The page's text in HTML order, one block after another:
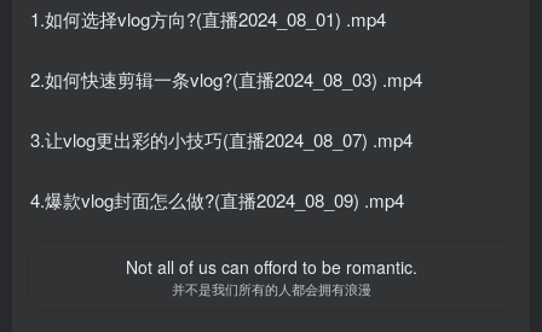
1.如何选择vlog方向?(直播2024_08_01) .mp4
2.如何快速剪辑一条vlog?(直播2024_08_03) .mp4
3.让vlog更出彩的小技巧(直播2024_08_07) .mp4
4.爆款vlog封面怎么做?(直播2024_08_09) .mp4
Not all of us can offord to be romantic.
并不是我们所有的人都会拥有浪漫